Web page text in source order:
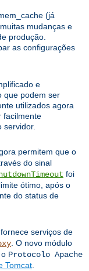
(já
mudanças e
produção.
as configurações
e
que podem ser
utilizados agora
facilmente
servidor.
permitem que o
do sinal
foi
ótimo, após o
do status de
fornece serviços de
. O novo módulo
Protocolo Apache
Tomcat